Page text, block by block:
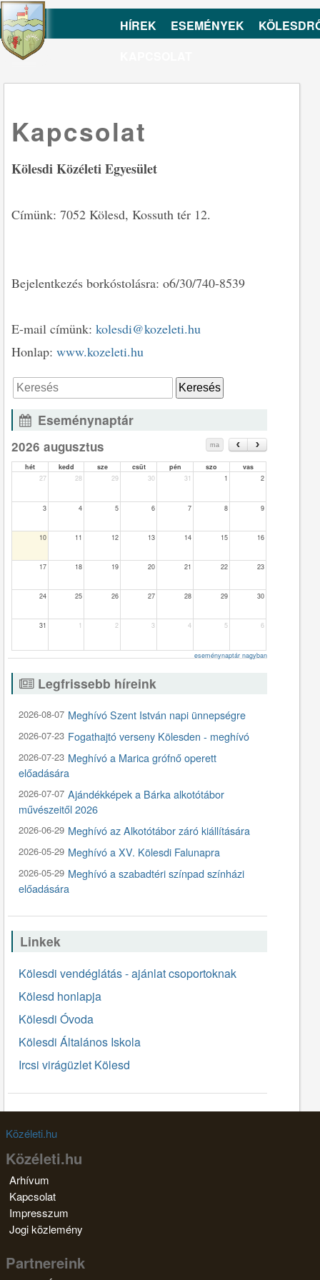
HÍREK ESEMÉNYEK
Kapcsolat
Kölesdi Közéleti Egyesület
Címünk: 7052 Kölesd, Kossuth tér 12.
Bejelentkezés borkóstolásra: o6/30/740-8539
E-mail címünk: kolesdi@kozeleti.hu
Honlap: www.kozeleti.hu
Eseménynaptár
2026 augusztus ma
hét kedd sze csüt pén szo
vas
27
28 29 30 31 1 2
3 4 5 6 7 8 9
10 11 12 13 14 15 16
17 18 19 20 21 22 23
24 25 26 27 28 29 30
31 1 2 3 4 5 6
eseménynaptár nagyban
Legfrissebb híreink
2026-08-07 Meghívó Szent István napi ünnepségre
2026-07-23 Fogathajtó verseny Kölesden - meghívó
2026-07-23 Meghívó a Marica grófnő operett
előadására
2026-07-07 Ajándékképek a Bárka alkotótábor
művészeitől 2026
2026-06-29 Meghívó az Alkotótábor záró kiállítására
2026-05-29 Meghívó a XV. Kölesdi Falunapra
2026-05-29 Meghívó a szabadtéri színpad színházi
előadására
Linkek
Kölesdi vendéglátás - ajánlat csoportoknak
Kölesd honlapja
Kölesdi Óvoda
Kölesdi Általános Iskola
Ircsi virágüzlet Kölesd
Közéleti.hu
Közéleti.hu
Arhívum
Kapcsolat
Impresszum
Jogi közlemény
Partnereink